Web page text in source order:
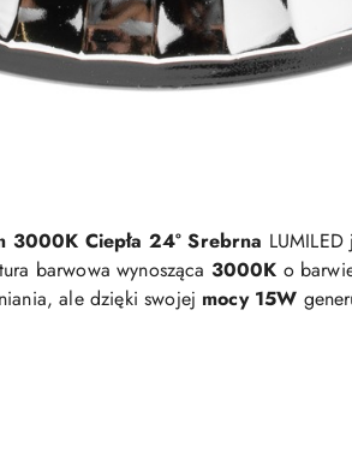
3000K Ciepła 24° Srebrna
barwowa wynosząca 3000K o
ale dzięki swojej mocy 15W